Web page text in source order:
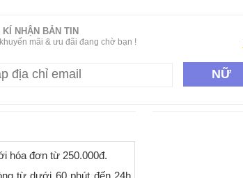
NHẬN BẢN TIN
mãi & ưu đãi đang chờ bạn !
NỮ
hóa đơn từ 250.000đ.
từ dưới 60 phút đến 24h